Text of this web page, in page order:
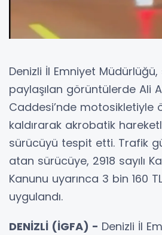
Denizli İl Emniyet
paylaşılan görüntülerde Ali
Caddesi’nde motosikletiyle
kaldırarak akrobatik
sürücüyü tespit etti. Trafik
atan sürücüye, 2918 sayılı
Kanunu uyarınca 3 bin 160
uygulandı.
DENİZLİ (İGFA) - Denizli İl